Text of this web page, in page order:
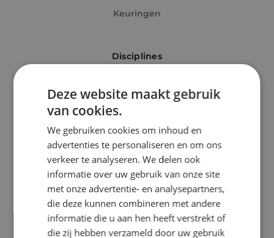
Kaatsheuvel
Sprundel
Specialisme
Beveiligingstechniek
Elektrotechniek
Energietechniek
Keuringen
Disciplines
Werktuigbouwkunde
Energietechniek
Beveiligingstechniek
Uitgelicht
Klimaatinstallaties
Deze website maakt gebruik
van cookies.
We gebruiken cookies om inhoud en
advertenties te personaliseren en om ons
verkeer te analyseren. We delen ook
informatie over uw gebruik van onze site
met onze advertentie- en analysepartners,
die deze kunnen combineren met andere
informatie die u aan hen heeft verstrekt of
die zij hebben verzameld door uw gebruik